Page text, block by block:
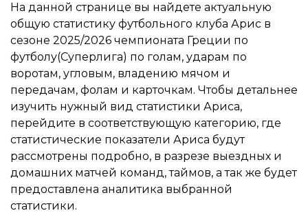
На данной странице вы найдете актуальную
общую статистику футбольного клуба Арис в
сезоне 2025/2026 чемпионата Греции по
футболу(Суперлига) по голам, ударам по
воротам, угловым, владению мячом и
передачам, фолам и карточкам. Чтобы детальнее
изучить нужный вид статистики Ариса,
перейдите в соответствующую категорию, где
статистические показатели Ариса будут
рассмотрены подробно, в разрезе выездных и
домашних матчей команд, таймов, а так же будет
предоставлена аналитика выбранной
статистики.